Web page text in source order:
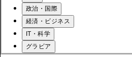
政治・国際
経済・ビジネス
IT・科学
グラビア